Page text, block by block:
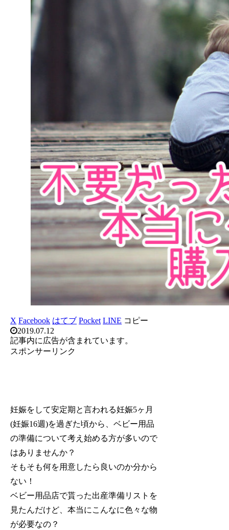
X Facebook はてブ Pocket LINE コピー
2019.07.12
記事内に広告が含まれています。
スポンサーリンク
妊娠をして安定期と言われる妊娠5ヶ月
(妊娠16週)を過ぎた頃から、ベビー用品
の準備について考え始める方が多いので
はありませんか？
そもそも何を用意したら良いのか分から
ない！
ベビー用品店で貰った出産準備リストを
見たんだけど、本当にこんなに色々な物
が必要なの？